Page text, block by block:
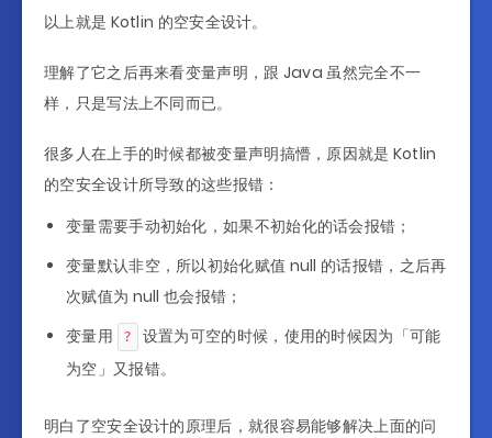
以上就是 Kotlin 的空安全设计。
理解了它之后再来看变量声明，跟 Java 虽然完全不一
样，只是写法上不同而已。
很多人在上手的时候都被变量声明搞懵，原因就是 Kotlin
的空安全设计所导致的这些报错：
变量需要手动初始化，如果不初始化的话会报错；
变量默认非空，所以初始化赋值 null 的话报错，之后再
次赋值为 null 也会报错；
变量用
?
设置为可空的时候，使用的时候因为「可能
为空」又报错。
明白了空安全设计的原理后，就很容易能够解决上面的问